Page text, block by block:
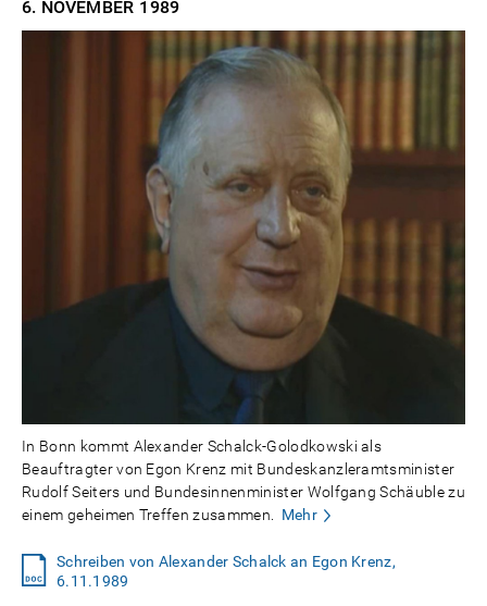
6. NOVEMBER 1989
In Bonn kommt Alexander Schalck-Golodkowski als
Beauftragter von Egon Krenz mit Bundeskanzleramtsminister
Rudolf Seiters und Bundesinnenminister Wolfgang Schäuble zu
einem geheimen Treffen zusammen.
Mehr
Schreiben von Alexander Schalck an Egon Krenz,
6.11.1989